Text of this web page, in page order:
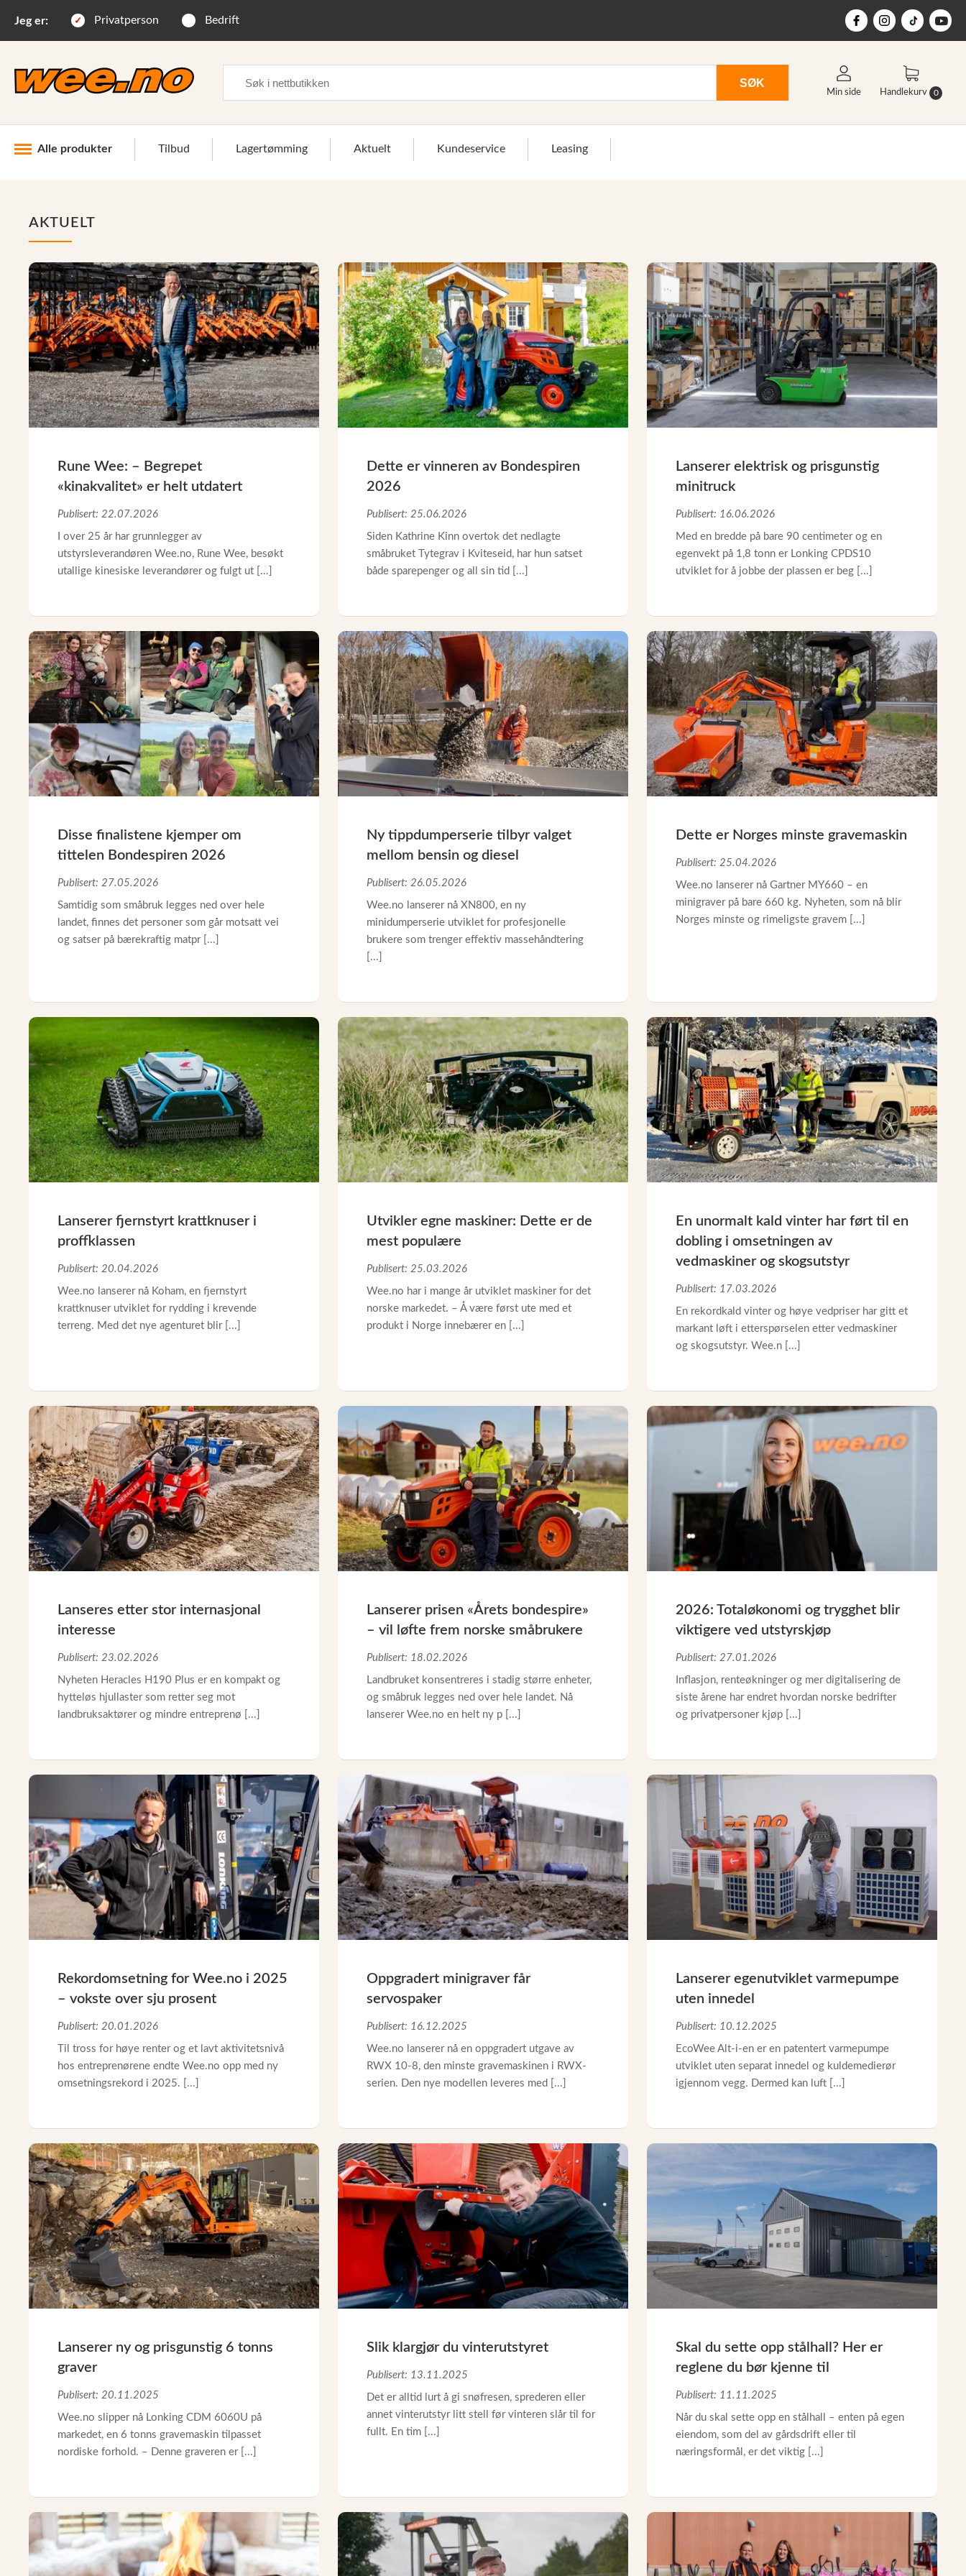
Jeg er: Privatperson Bedrift
SØK
Min side Handlekurv 0
Alle produkter Tilbud Lagertømming Aktuelt Kundeservice Leasing
Skogsutstyr
Landbruksutstyr
Hjem, hage, fritid og sjø
Vinter og snøutstyr
Reservedeler
Nye Wee produkter
Tilbud
Lagertømming
Kundeservice
AKTUELT
Rune Wee: – Begrepet
«kinakvalitet» er helt utdatert
Publisert: 22.07.2026
I over 25 år har grunnlegger av
utstyrsleverandøren Wee.no, Rune Wee, besøkt
utallige kinesiske leverandører og fulgt ut [...]
Dette er vinneren av Bondespiren
2026
Publisert: 25.06.2026
Siden Kathrine Kinn overtok det nedlagte
småbruket Tytegrav i Kviteseid, har hun satset
både sparepenger og all sin tid [...]
Lanserer elektrisk og prisgunstig
minitruck
Publisert: 16.06.2026
Med en bredde på bare 90 centimeter og en
egenvekt på 1,8 tonn er Lonking CPDS10
utviklet for å jobbe der plassen er beg [...]
Disse finalistene kjemper om
tittelen Bondespiren 2026
Publisert: 27.05.2026
Samtidig som småbruk legges ned over hele
landet, finnes det personer som går motsatt vei
og satser på bærekraftig matpr [...]
Ny tippdumperserie tilbyr valget
mellom bensin og diesel
Publisert: 26.05.2026
Wee.no lanserer nå XN800, en ny
minidumperserie utviklet for profesjonelle
brukere som trenger effektiv massehåndtering
[...]
Dette er Norges minste gravemaskin
Publisert: 25.04.2026
Wee.no lanserer nå Gartner MY660 – en
minigraver på bare 660 kg. Nyheten, som nå blir
Norges minste og rimeligste gravem [...]
Lanserer fjernstyrt krattknuser i
proffklassen
Publisert: 20.04.2026
Wee.no lanserer nå Koham, en fjernstyrt
krattknuser utviklet for rydding i krevende
terreng. Med det nye agenturet blir [...]
Utvikler egne maskiner: Dette er de
mest populære
Publisert: 25.03.2026
Wee.no har i mange år utviklet maskiner for det
norske markedet. – Å være først ute med et
produkt i Norge innebærer en [...]
En unormalt kald vinter har ført til en
dobling i omsetningen av
vedmaskiner og skogsutstyr
Publisert: 17.03.2026
En rekordkald vinter og høye vedpriser har gitt et
markant løft i etterspørselen etter vedmaskiner
og skogsutstyr. Wee.n [...]
Lanseres etter stor internasjonal
interesse
Publisert: 23.02.2026
Nyheten Heracles H190 Plus er en kompakt og
hytteløs hjullaster som retter seg mot
landbruksaktører og mindre entreprenø [...]
Lanserer prisen «Årets bondespire»
– vil løfte frem norske småbrukere
Publisert: 18.02.2026
Landbruket konsentreres i stadig større enheter,
og småbruk legges ned over hele landet. Nå
lanserer Wee.no en helt ny p [...]
2026: Totaløkonomi og trygghet blir
viktigere ved utstyrskjøp
Publisert: 27.01.2026
Inflasjon, renteøkninger og mer digitalisering de
siste årene har endret hvordan norske bedrifter
og privatpersoner kjøp [...]
Rekordomsetning for Wee.no i 2025
– vokste over sju prosent
Publisert: 20.01.2026
Til tross for høye renter og et lavt aktivitetsnivå
hos entreprenørene endte Wee.no opp med ny
omsetningsrekord i 2025. [...]
Oppgradert minigraver får
servospaker
Publisert: 16.12.2025
Wee.no lanserer nå en oppgradert utgave av
RWX 10-8, den minste gravemaskinen i RWX-
serien. Den nye modellen leveres med [...]
Lanserer egenutviklet varmepumpe
uten innedel
Publisert: 10.12.2025
EcoWee Alt-i-en er en patentert varmepumpe
utviklet uten separat innedel og kuldemedierør
igjennom vegg. Dermed kan luft [...]
Lanserer ny og prisgunstig 6 tonns
graver
Publisert: 20.11.2025
Wee.no slipper nå Lonking CDM 6060U på
markedet, en 6 tonns gravemaskin tilpasset
nordiske forhold. – Denne graveren er [...]
Slik klargjør du vinterutstyret
Publisert: 13.11.2025
Det er alltid lurt å gi snøfresen, sprederen eller
annet vinterutstyr litt stell før vinteren slår til for
fullt. En tim [...]
Skal du sette opp stålhall? Her er
reglene du bør kjenne til
Publisert: 11.11.2025
Når du skal sette opp en stålhall – enten på egen
eiendom, som del av gårdsdrift eller til
næringsformål, er det viktig [...]